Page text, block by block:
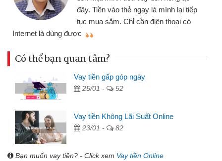
đến website qua bạn bè giới thiệu tôi
đã giải quyết được công việc của
Có thể bạn quan tâm?
Vay tiền gấp góp ngày
25/01 - 52
Vay tiền Không Lãi Suất Online
23/01 - 82
Bạn muốn vay tiền? - Click xem Vay tiền Online